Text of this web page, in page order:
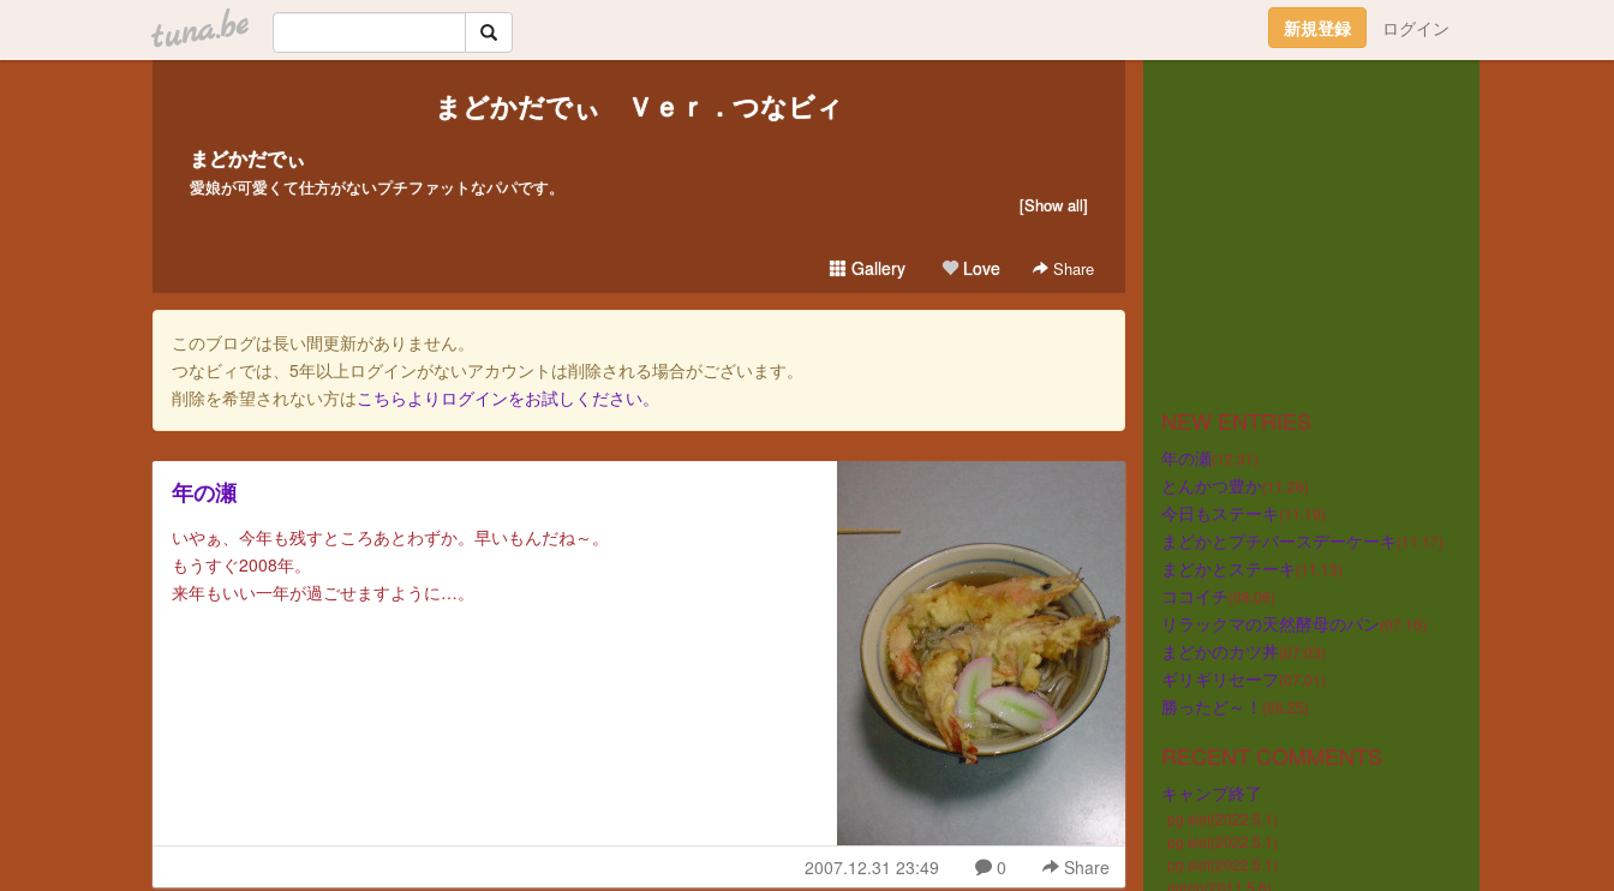
tuna.be 新規登録 ログイン
まどかだでぃ Ｖｅｒ．つなビィ
まどかだでぃ
愛娘が可愛くて仕方がないプチファットなパパです。
[Show all]
Gallery Love Share
このブログは長い間更新がありません。
つなビィでは、5年以上ログインがないアカウントは削除される場合がございます。
削除を希望されない方はこちらよりログインをお試しください。
年の瀬
いやぁ、今年も残すところあとわずか。早いもんだね～。
もうすぐ2008年。
来年もいい一年が過ごせますように…。
2007.12.31 23:49 0 Share
NEW ENTRIES
年の瀬(12.31)
とんかつ豊か(11.26)
今日もステーキ(11.19)
まどかとプチバースデーケーキ(11.17)
まどかとステーキ(11.13)
ココイチ(08.06)
リラックマの天然酵母のパン(07.16)
まどかのカツ丼(07.03)
ギリギリセーフ(07.01)
勝ったど～！ (06.25)
RECENT COMMENTS
キャンプ終了
pg slot(2022.5.1)
pg slot(2022.5.1)
pg slot(2022.5.1)
marlo(2011.5.6)